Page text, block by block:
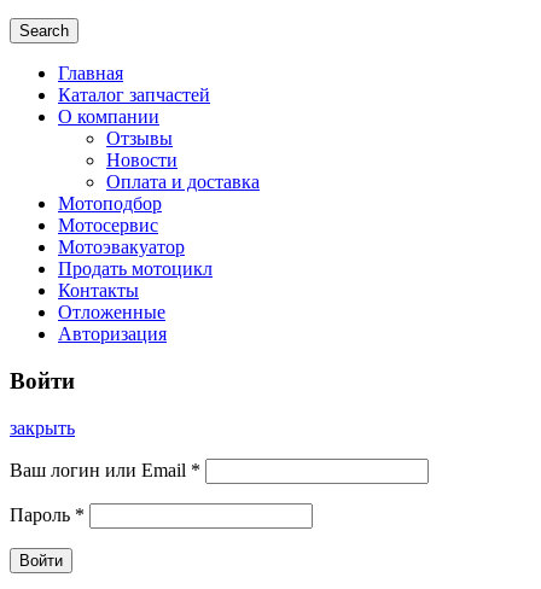
Search
Главная
Каталог запчастей
О компании
Отзывы
Новости
Оплата и доставка
Мотоподбор
Мотосервис
Мотоэвакуатор
Продать мотоцикл
Контакты
Отложенные
Авторизация
Войти
закрыть
Ваш логин или Email *
Пароль *
Войти